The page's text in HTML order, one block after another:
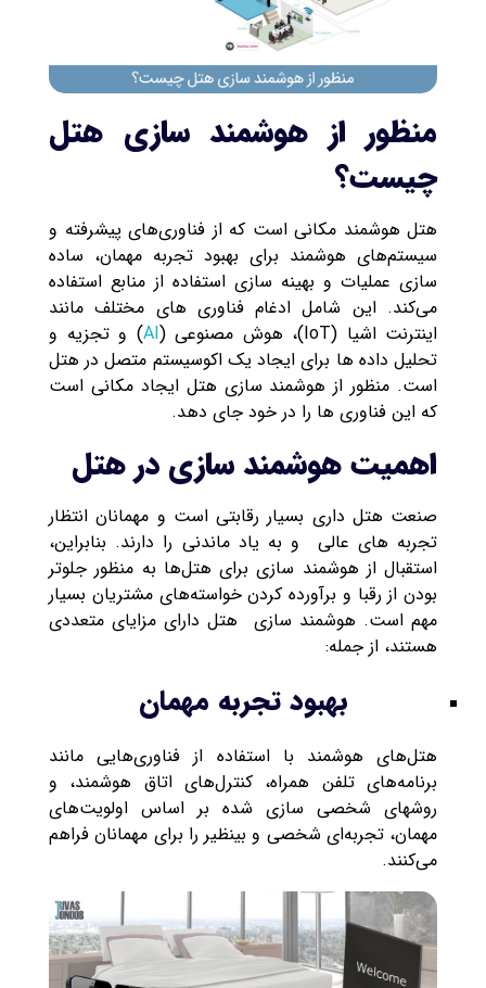
منظور از هوشمند سازی هتل
چیست؟
هتل هوشمند مکانی است که از فناوری‌های پیشرفته و
سیستم‌های هوشمند برای بهبود تجربه مهمان، ساده‌
سازی عملیات و بهینه‌ سازی استفاده از منابع استفاده
می‌کند. این شامل ادغام فناوری های مختلف مانند
اینترنت اشیا (IoT)، هوش مصنوعی (
AI) و تجزیه و
تحلیل داده ها برای ایجاد یک اکوسیستم متصل در هتل
است. منظور از هوشمند سازی هتل ایجاد مکانی است
که این فناوری ها را در خود جای دهد.
اهمیت هوشمند سازی در هتل
صنعت هتل داری بسیار رقابتی است و مهمانان انتظار
تجربه های عالی و به یاد ماندنی را دارند. بنابراین،
استقبال از هوشمند سازی برای هتل‌ها به منظور جلوتر
بودن از رقبا و برآورده کردن خواسته‌های مشتریان بسیار
مهم است. هوشمند سازی هتل دارای مزایای متعددی
هستند، از جمله:
بهبود تجربه مهمان
هتل‌های هوشمند با استفاده از فناوری‌هایی مانند
برنامه‌های تلفن همراه، کنترل‌های اتاق هوشمند، و
روشهای شخصی سازی شده بر اساس اولویت‌های
مهمان، تجربه‌ای شخصی و بینظیر را برای مهمانان فراهم
می‌کنند.